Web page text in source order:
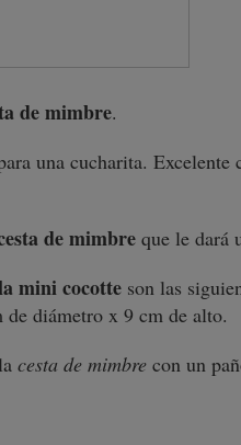
de mimbre.
una cucharita. Excelente
de mimbre que le dará
mini cocotte son las
de diámetro x 9 cm de alto.
cesta de mimbre con un